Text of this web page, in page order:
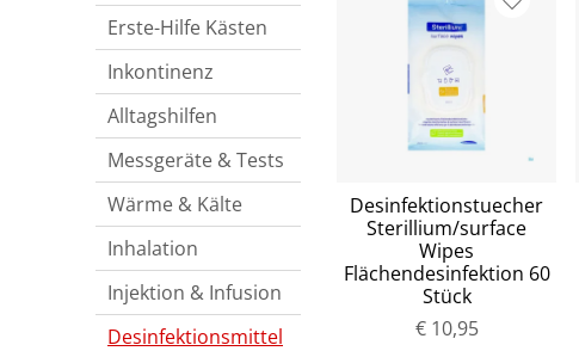
Erste-Hilfe Kästen
Inkontinenz
Alltagshilfen
Messgeräte & Tests
Wärme & Kälte
Inhalation
Injektion & Infusion
Desinfektionsmittel
Desinfektionstuecher
Sterillium/surface
Wipes
Flächendesinfektion 60
Stück
€ 10,95